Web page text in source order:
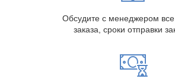
Обсудите с менеджером все
заказа, сроки отправки